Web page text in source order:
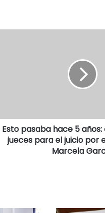
Esto pasaba hace 5
jueces para el juicio por
Marcela